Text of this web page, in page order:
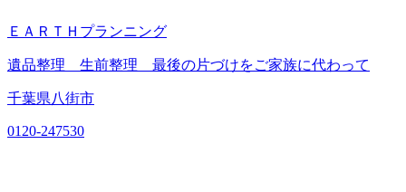
ＥＡＲＴＨプランニング
遺品整理 生前整理 最後の片づけをご家族に代わって
千葉県八街市
0120-247530